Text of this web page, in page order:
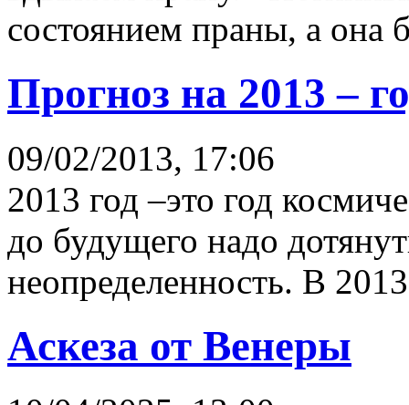
состоянием праны, а она
Прогноз на 2013 –
09/02/2013, 17:06
2013 год –это год
до будущего надо
неопределенность. В
Аскеза от Венеры